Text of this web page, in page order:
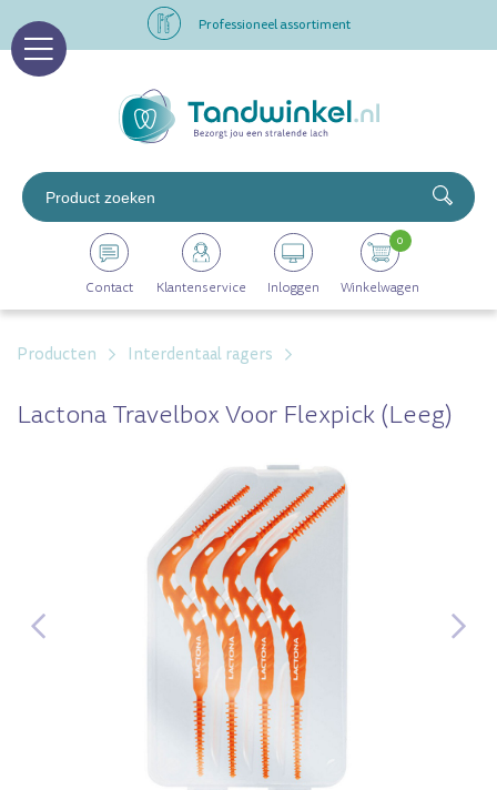
Professioneel assortiment
Op werkdagen voor 16.00 uur besteld, morgen in huis
Professioneel assortiment
Altijd op voorraad
Contact Klantenservice Inloggen Winkelwagen
0
Producten Interdentaal ragers
Lactona Travelbox Voor Flexpick (leeg)